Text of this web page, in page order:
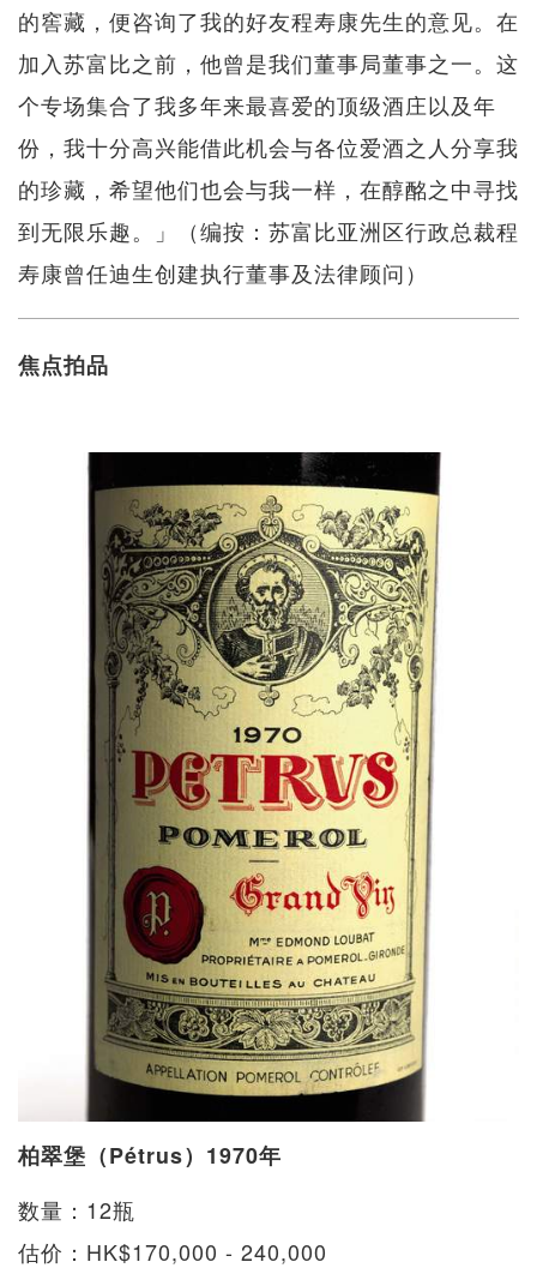
的窖藏，便咨询了我的好友程寿康先生的意见。在
加入苏富比之前，他曾是我们董事局董事之一。这
个专场集合了我多年来最喜爱的顶级酒庄以及年
份，我十分高兴能借此机会与各位爱酒之人分享我
的珍藏，希望他们也会与我一样，在醇酩之中寻找
到无限乐趣。」（编按：苏富比亚洲区行政总裁程
寿康曾任迪生创建执行董事及法律顾问）
焦点拍品
柏翠堡（Pétrus）1970年
数量：12瓶
估价：HK$170,000 - 240,000